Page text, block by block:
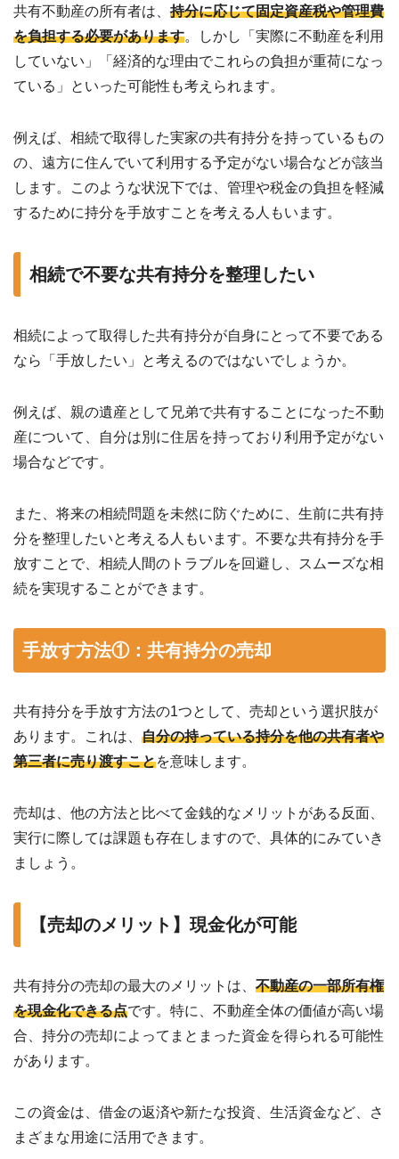
共有不動産の所有者は、 持分に応じて固定資産税や管理費
を負担する必要があります。しかし「実際に不動産を利用
していない」「経済的な理由でこれらの負担が重荷になっ
ている」といった可能性も考えられます。
例えば、相続で取得した実家の共有持分を持っているもの
の、遠方に住んでいて利用する予定がない場合などが該当
します。このような状況下では、管理や税金の負担を軽減
するために持分を手放すことを考える人もいます。
相続で不要な共有持分を整理したい
相続によって取得した共有持分が自身にとって不要である
なら「手放したい」と考えるのではないでしょうか。
例えば、親の遺産として兄弟で共有することになった不動
産について、自分は別に住居を持っており利用予定がない
場合などです。
また、将来の相続問題を未然に防ぐために、生前に共有持
分を整理したいと考える人もいます。不要な共有持分を手
放すことで、相続人間のトラブルを回避し、スムーズな相
続を実現することができます。
手放す方法①：共有持分の売却
共有持分を手放す方法の1つとして、売却という選択肢が
あります。これは、 自分の持っている持分を他の共有者や
第三者に売り渡すことを意味します。
売却は、他の方法と比べて金銭的なメリットがある反面、
実行に際しては課題も存在しますので、具体的にみていき
ましょう。
【売却のメリット】現金化が可能
共有持分の売却の最大のメリットは、 不動産の一部所有権
を現金化できる点です。特に、不動産全体の価値が高い場
合、持分の売却によってまとまった資金を得られる可能性
があります。
この資金は、借金の返済や新たな投資、生活資金など、さ
まざまな用途に活用できます。